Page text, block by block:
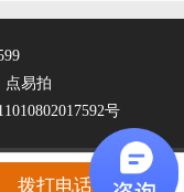
点易拍
号
拨打电话